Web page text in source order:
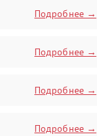
Подробнее →
Подробнее →
Подробнее →
Подробнее →